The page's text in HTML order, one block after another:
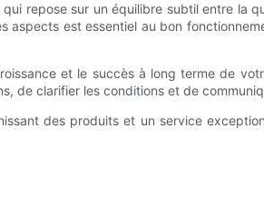
repose sur un équilibre subtil entre la
est essentiel au bon
et le succès à long terme de
de clarifier les conditions et de
des produits et un service